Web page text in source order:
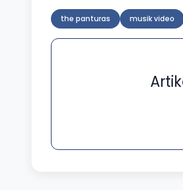
the panturas musik video